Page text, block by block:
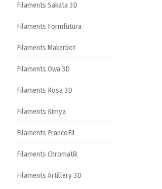
Filaments Sakata 3D
Filaments Formfutura
Filaments Makerbot
Filaments Owa 3D
Filaments Rosa 3D
Filaments Kimya
Filaments FrancoFil
Filaments Chromatik
Filaments Artillery 3D